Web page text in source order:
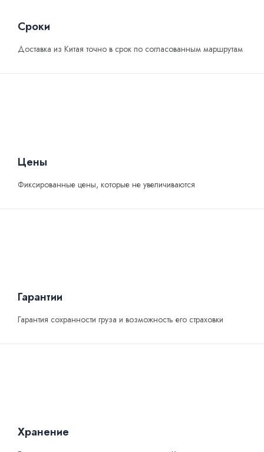
Сроки
Доставка из Китая точно в срок по согласованным маршрутам
Цены
Фиксированные цены, которые не увеличиваются
Гарантии
Гарантия сохранности груза и возможность его страховки
Хранение